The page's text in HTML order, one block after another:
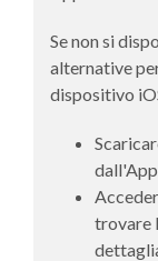
Se non si
alternative
dispositivo
trovare